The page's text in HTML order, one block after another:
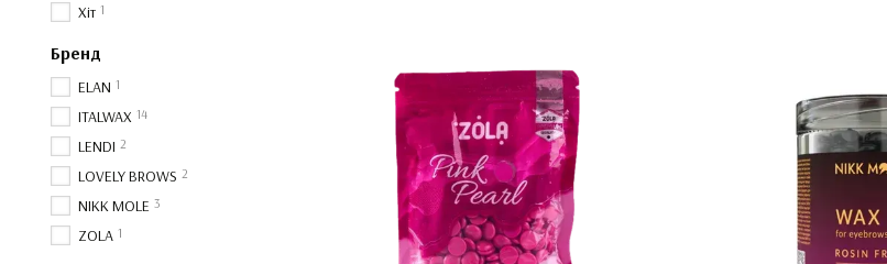
Хіт 1
Бренд
ELAN 1
ITALWAX 14
LENDI 2
LOVELY BROWS 2
NIKK MOLE 3
ZOLA 1